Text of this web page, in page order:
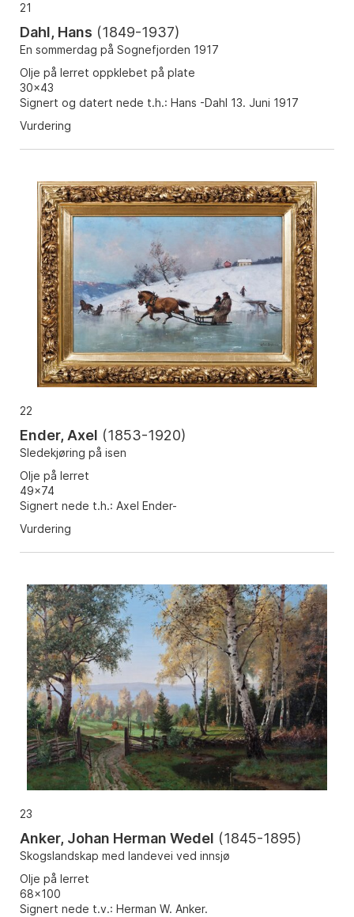
21
Dahl, Hans (1849-1937)
En sommerdag på Sognefjorden 1917
Olje på lerret oppklebet på plate
30x43
Signert og datert nede t.h.: Hans -Dahl 13. Juni 1917
Vurdering
22
Ender, Axel (1853-1920)
Sledekjøring på isen
Olje på lerret
49x74
Signert nede t.h.: Axel Ender-
Vurdering
23
Anker, Johan Herman Wedel (1845-1895)
Skogslandskap med landevei ved innsjø
Olje på lerret
68x100
Signert nede t.v.: Herman W. Anker.